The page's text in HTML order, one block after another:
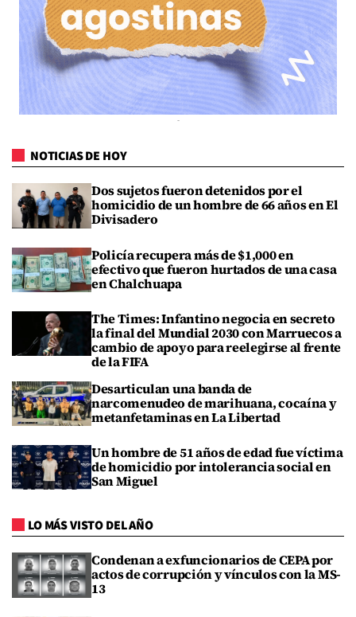
NOTICIAS DE HOY
Dos sujetos fueron detenidos por el
homicidio de un hombre de 66 años en El
Divisadero
Policía recupera más de $1,000 en
efectivo que fueron hurtados de una casa
en Chalchuapa
The Times: Infantino negocia en secreto
la final del Mundial 2030 con Marruecos a
cambio de apoyo para reelegirse al frente
de la FIFA
Desarticulan una banda de
narcomenudeo de marihuana, cocaína y
metanfetaminas en La Libertad
Un hombre de 51 años de edad fue víctima
de homicidio por intolerancia social en
San Miguel
LO MÁS VISTO DEL AÑO
Condenan a exfuncionarios de CEPA por
actos de corrupción y vínculos con la MS-
13